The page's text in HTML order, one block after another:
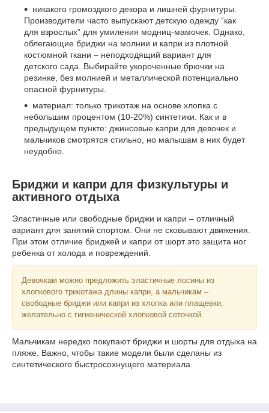
никакого громоздкого декора и лишней фурнитуры.
Производители часто выпускают детскую одежду “как
для взрослых” для умиления модниц-мамочек. Однако,
облегающие бриджи на молнии и капри из плотной
костюмной ткани – неподходящий вариант для
детского сада. Выбирайте укороченные брючки на
резинке, без молнией и металлической потенциально
опасной фурнитуры.
материал: только трикотаж на основе хлопка с
небольшим процентом (10-20%) синтетики. Как и в
предыдущем пункте: джинсовые капри для девочек и
мальчиков смотрятся стильно, но малышам в них будет
неудобно.
Бриджи и капри для физкультуры и
активного отдыха
Эластичные или свободные бриджи и капри – отличный
вариант для занятий спортом. Они не сковывают движения.
При этом отличие бриджей и капри от шорт это защита ног
ребенка от холода и повреждений.
Девочкам можно предложить эластичные лосины из
хлопкового трикотажа длины капри, а мальчикам –
свободные бриджи или капри из хлопка или плащевки,
желательно с гигиенической хлопковой сеточкой.
Мальчикам нередко покупают бриджи и шорты для отдыха на
пляже. Важно, чтобы такие модели были сделаны из
синтетического быстросохнущего материала.